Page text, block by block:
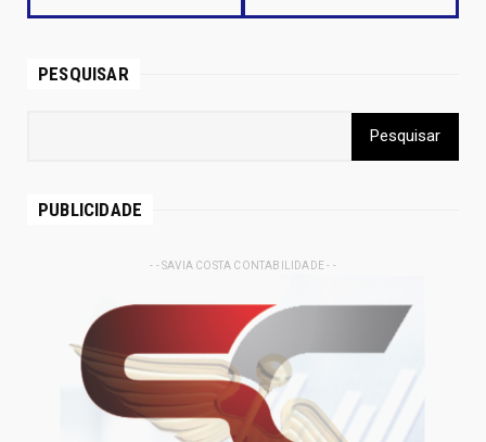
PESQUISAR
PUBLICIDADE
- - SAVIA COSTA CONTABILIDADE - -